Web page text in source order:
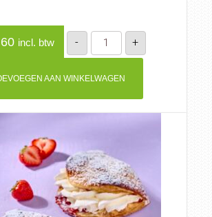
incl. btw -
Sucadebrood
aantal
+
AAN WINKELWAGEN